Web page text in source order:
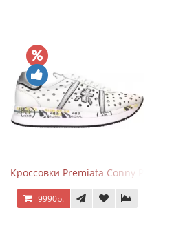
Кроссовки Premiata Conny
9990р.